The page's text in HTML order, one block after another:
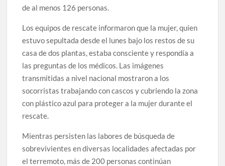
de al menos 126 personas.
Los equipos de rescate informaron que la mujer, quien
estuvo sepultada desde el lunes bajo los restos de su
casa de dos plantas, estaba consciente y respondía a
las preguntas de los médicos. Las imágenes
transmitidas a nivel nacional mostraron a los
socorristas trabajando con cascos y cubriendo la zona
con plástico azul para proteger a la mujer durante el
rescate.
Mientras persisten las labores de búsqueda de
sobrevivientes en diversas localidades afectadas por
el terremoto, más de 200 personas continúan